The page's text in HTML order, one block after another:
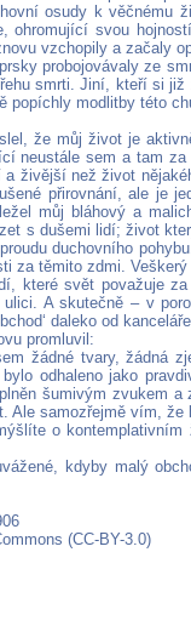
osudy k věčnému
ohromující svou
vzchopily a začaly
probojovávaly ze
smrti. Jiní, kteří si
popíchly modlitby této
že můj život je
neustále sem a tam
živější než život
přirovnání, ale je
můj bláhový a
s dušemi lidí; život
duchovního
za těmito zdmi.
které svět považuje
A skutečně – v
daleko od
promluvil:
žádné tvary, žádná
odhaleno jako
šumivým zvukem a
samozřejmě vím, že
o
kdyby malý
(CC-BY-3.0)